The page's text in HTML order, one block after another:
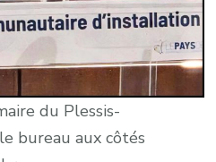
du Plessis-
bureau aux côtés